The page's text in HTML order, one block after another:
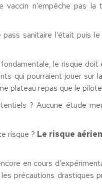
n’empêche pas la
sanitaire l’était puis
le risque
qui pourraient jouer sur
plateau repas que le
? Aucune étude
risque ? Le risque
en cours
précautions drastiques